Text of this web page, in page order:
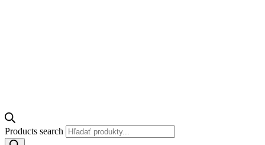
Products search